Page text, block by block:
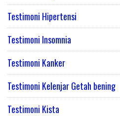
Testimoni Hipertensi
Testimoni Insomnia
Testimoni Kanker
Testimoni Kelenjar Getah bening
Testimoni Kista